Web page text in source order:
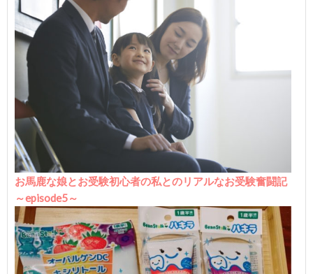
お馬鹿な娘とお受験初心者の私とのリアルなお受験奮闘記
～episode5～